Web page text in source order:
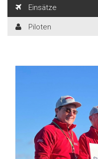
Einsätze
Piloten